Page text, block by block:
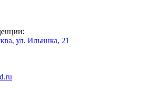
ул. Ильинка, 21